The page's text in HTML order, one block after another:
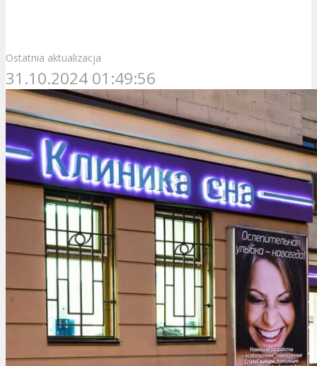
Ostatnia aktualizacja
31.10.2024 01:49:56